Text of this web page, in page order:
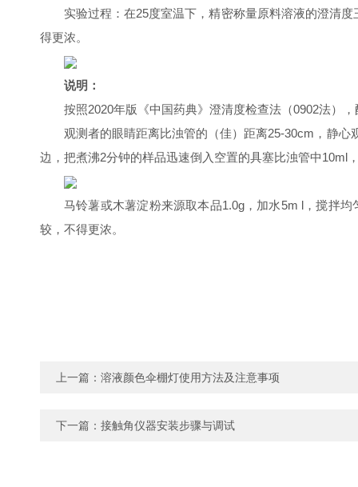
实验过程：在25度室温下，精密称量原料溶液的澄清
得更浓。
说明：
按照2020年版《中国药典》澄清度检查法（0902法）
观测者的眼睛距离比浊管的（佳）距离25-30cm，静
边，把煮沸2分钟的样品迅速倒入空置的具塞比浊管中10ml
马铃薯或木薯淀粉来源取本品1.0g，加水5m l，搅拌
较，不得更浓。
上一篇： 溶液颜色伞棚灯使用方法及注意事项
下一篇： 接触角仪器安装步骤与调试